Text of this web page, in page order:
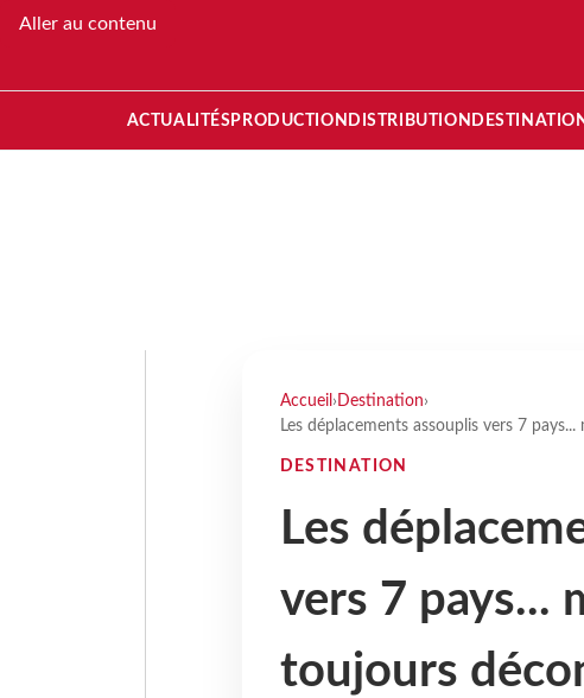
Aller au contenu
ACTUALITÉS PRODUCTION DISTRIBUTION DESTINATION
Accueil › Destination›
Les déplacements assouplis vers 7
DESTINATION
Les
vers 7 pays...
toujours